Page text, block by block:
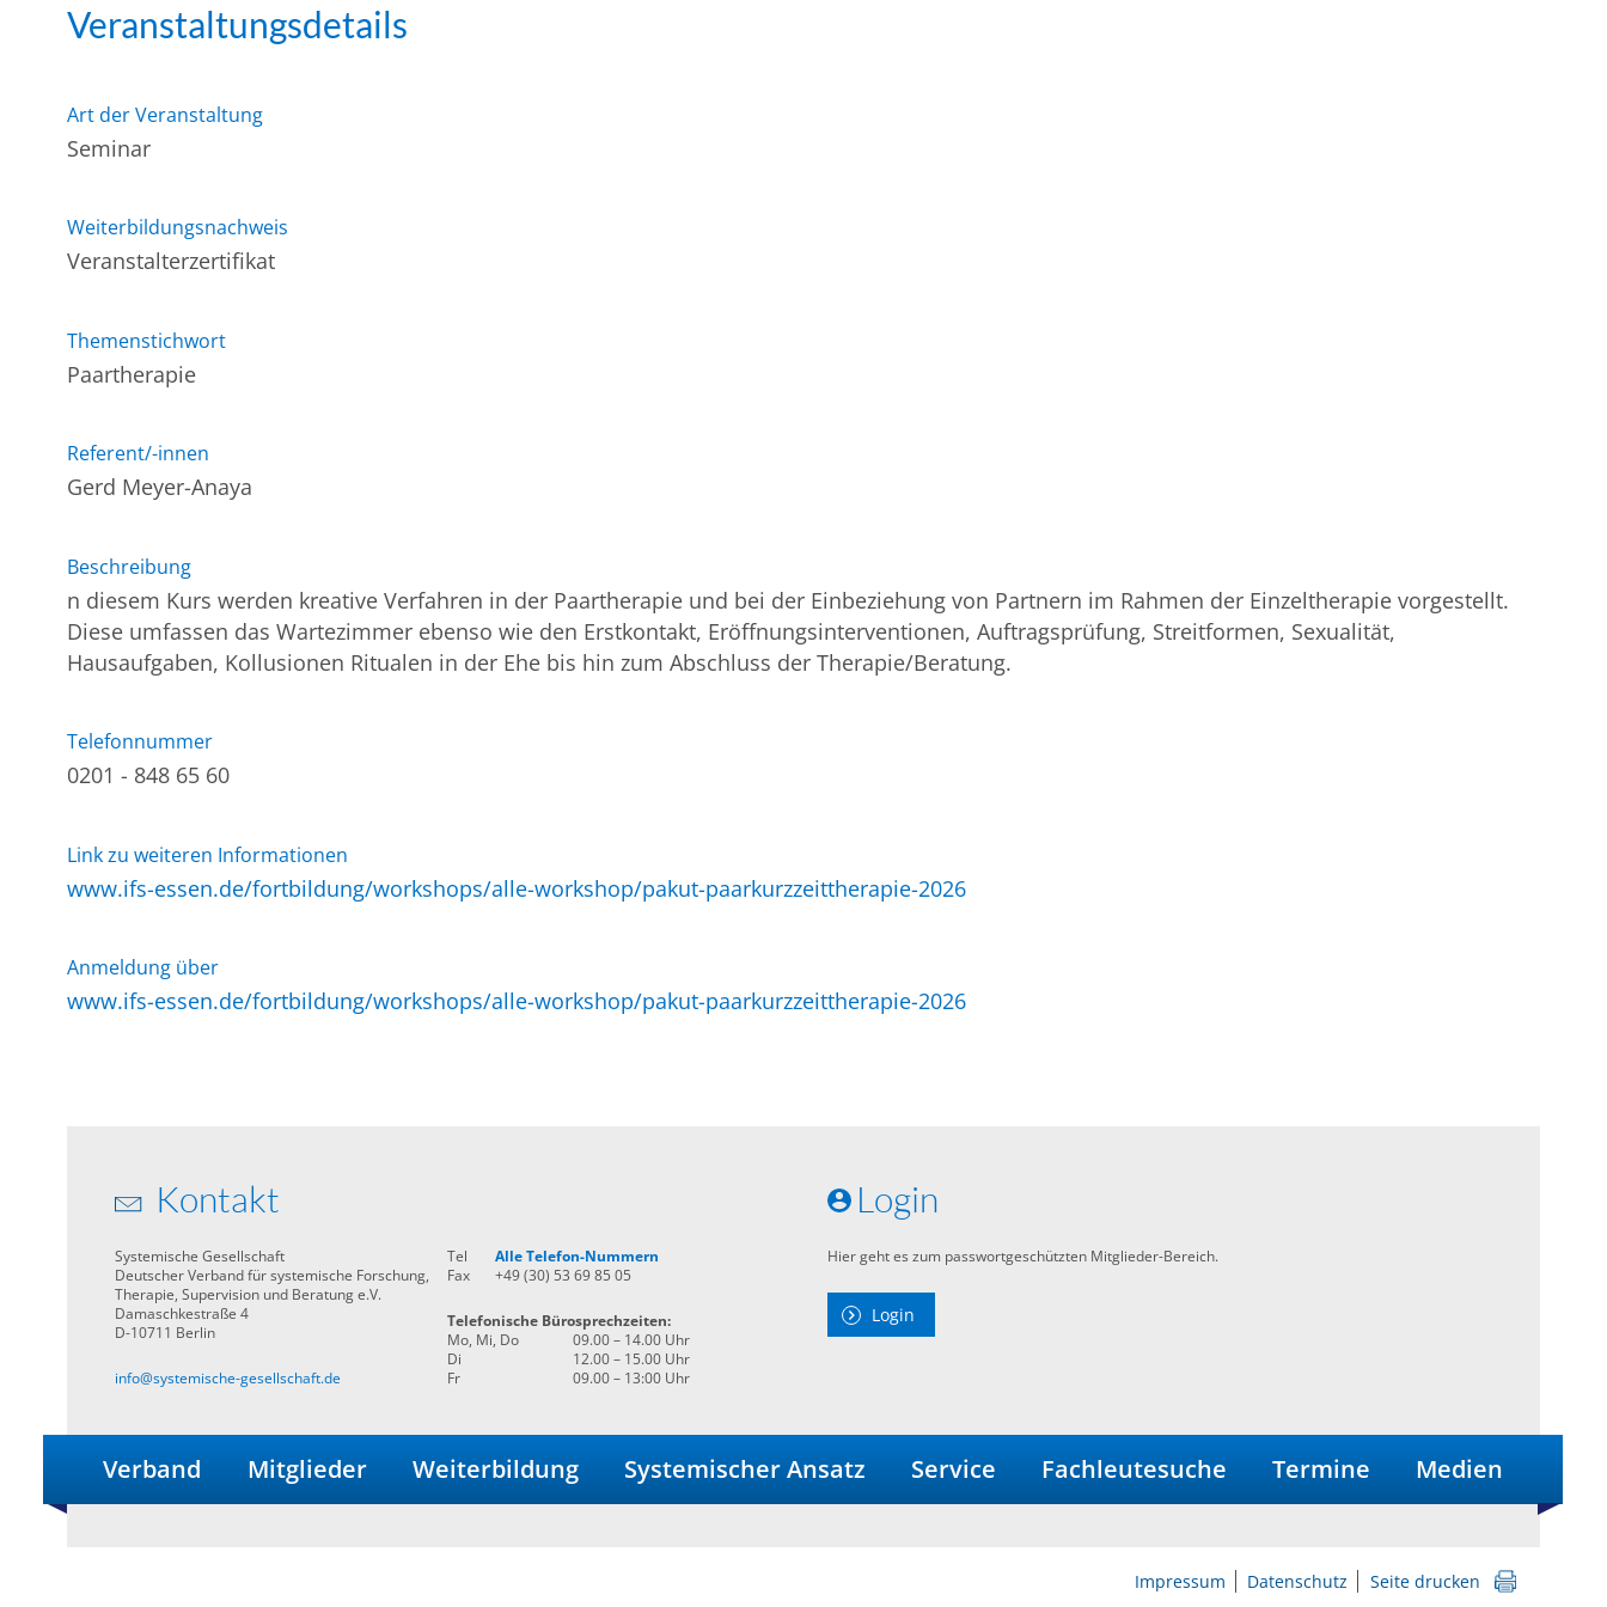
Veranstaltungsdetails
Art der Veranstaltung
Seminar
Weiterbildungsnachweis
Veranstalterzertifikat
Themenstichwort
Paartherapie
Referent/-innen
Gerd Meyer-Anaya
Beschreibung
n diesem Kurs werden kreative Verfahren in der Paartherapie und bei der Einbeziehung von Partnern im Rahmen der Einzeltherapie vorgestellt.
Diese umfassen das Wartezimmer ebenso wie den Erstkontakt, Eröffnungsinterventionen, Auftragsprüfung, Streitformen, Sexualität,
Hausaufgaben, Kollusionen Ritualen in der Ehe bis hin zum Abschluss der Therapie/Beratung.
Telefonnummer
0201 - 848 65 60
Link zu weiteren Informationen
www.ifs-essen.de/fortbildung/workshops/alle-workshop/pakut-paarkurzzeittherapie-2026
Anmeldung über
www.ifs-essen.de/fortbildung/workshops/alle-workshop/pakut-paarkurzzeittherapie-2026
Kontakt
Systemische Gesellschaft
Deutscher Verband für systemische Forschung,
Therapie, Supervision und Beratung e.V.
Damaschkestraße 4
D-10711 Berlin
info@systemische-gesellschaft.de
Tel
Alle Telefon-Nummern
Fax
+49 (30) 53 69 85 05
Telefonische Bürosprechzeiten:
Mo, Mi, Do
09.00 – 14.00 Uhr
Di
12.00 – 15.00 Uhr
Fr
09.00 – 13:00 Uhr
Login
Hier geht es zum passwortgeschützten Mitglieder-Bereich.
Login
Verband Mitglieder Weiterbildung Systemischer Ansatz Service Fachleutesuche Termine Medien
Impressum Datenschutz Seite drucken